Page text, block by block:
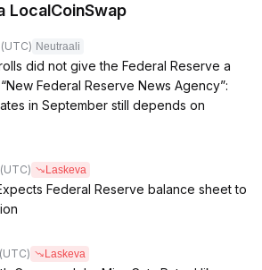
LocalCoinSwap
(UTC) Neutraali
did not give the Federal Reserve a
Federal Reserve News Agency”:
in September still depends on
(UTC) Laskeva
Federal Reserve balance sheet to
(UTC) Laskeva